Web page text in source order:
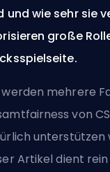
und wie sehr sie
große
mehrere
von
unterstützen
Artikel dient rein